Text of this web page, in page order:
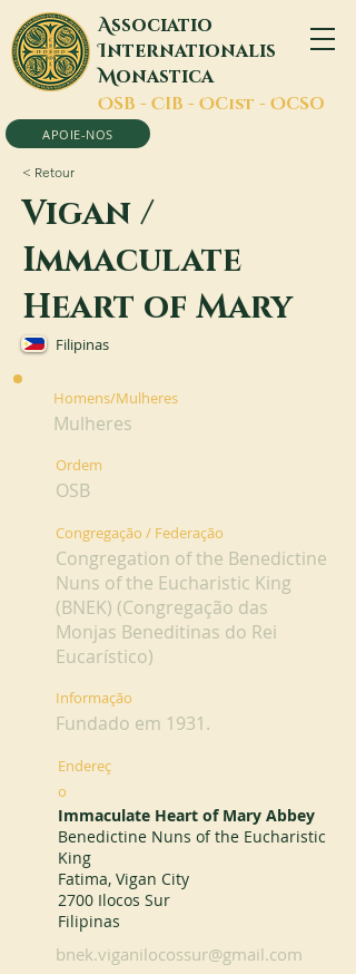
Associatio
Internationalis
Monastica
OSB - CIB - OCist - OCSO
APOIE-NOS
< Retour
Vigan /
Immaculate
Heart of Mary
Filipinas
Homens/Mulheres
Mulheres
Ordem
OSB
Congregação / Federação
Congregation of the Benedictine
Nuns of the Eucharistic King
(BNEK) (Congregação das
Monjas Beneditinas do Rei
Eucarístico)
Informação
Fundado em 1931.
Endereç
o
Immaculate Heart of Mary Abbey
Benedictine Nuns of the Eucharistic
King
Fatima, Vigan City
2700 Ilocos Sur
Filipinas
bnek.viganilocossur@gmail.com